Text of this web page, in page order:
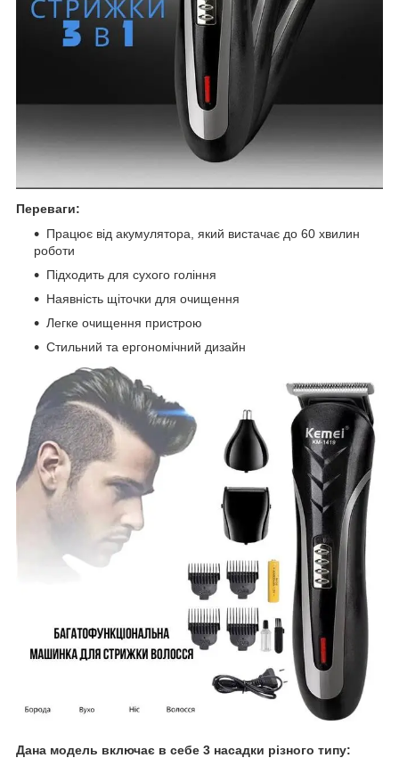
Переваги:
Працює від акумулятора, який вистачає до 60 хвилин
роботи
Підходить для сухого гоління
Наявність щіточки для очищення
Легке очищення пристрою
Стильний та ергономічний дизайн
Дана модель включає в себе 3 насадки різного типу: